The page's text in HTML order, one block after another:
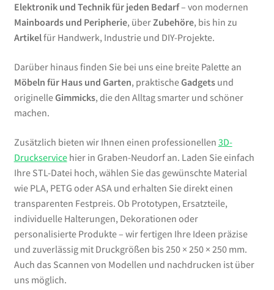
Elektronik und Technik für jeden Bedarf– von modernen
Mainboards und Peripherie, überZubehöre, bis hin zu
Artikelfür Handwerk, Industrie und DIY-Projekte.
Darüber hinaus finden Sie bei uns eine breite Palette an
Möbeln für Haus und Garten, praktischeGadgetsund
originelleGimmicks, die den Alltag smarter und schöner
machen.
Zusätzlich bieten wir Ihnen einen professionellen 3D-
Druckservicehier in Graben-Neudorf an. Laden Sie einfach
Ihre STL-Datei hoch, wählen Sie das gewünschte Material
wie PLA, PETG oder ASA und erhalten Sie direkt einen
transparenten Festpreis. Ob Prototypen, Ersatzteile,
individuelle Halterungen, Dekorationen oder
personalisierte Produkte – wir fertigen Ihre Ideen präzise
und zuverlässig mit Druckgrößen bis 250 × 250 × 250 mm.
Auch das Scannen von Modellen und nachdrucken ist über
uns möglich.